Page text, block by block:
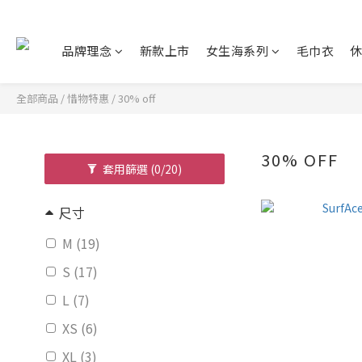
品牌理念 新款上市 女生海系列 毛巾衣
全部商品 /惜物特惠 /30% off
套用篩選 (0/20)
尺寸
M (19)
S (17)
L (7)
XS (6)
XL (3)
30% OFF